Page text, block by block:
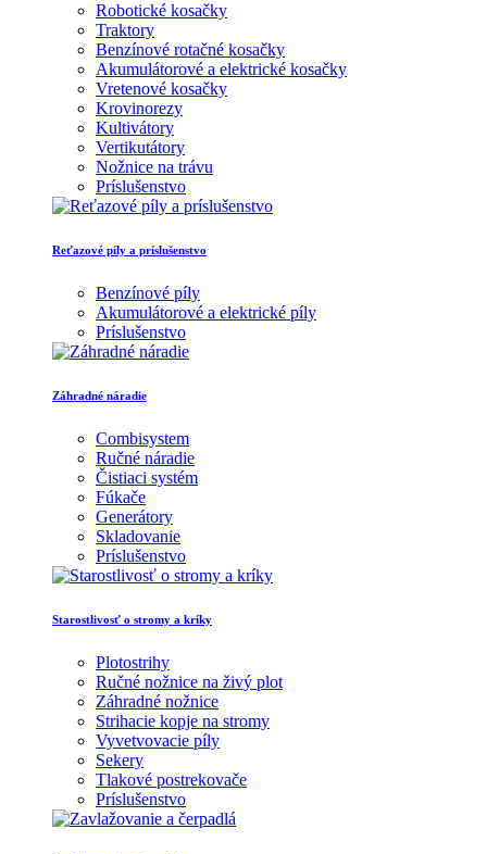
Robotické kosačky
Traktory
Benzínové rotačné kosačky
Akumulátorové a elektrické kosačky
Vretenové kosačky
Krovinorezy
Kultivátory
Vertikutátory
Nožnice na trávu
Príslušenstvo
Reťazové píly a príslušenstvo
Benzínové píly
Akumulátorové a elektrické píly
Príslušenstvo
Záhradné náradie
Combisystem
Ručné náradie
Čistiaci systém
Fúkače
Generátory
Skladovanie
Príslušenstvo
Starostlivosť o stromy a kríky
Plotostrihy
Ručné nožnice na živý plot
Záhradné nožnice
Strihacie kopje na stromy
Vyvetvovacie píly
Sekery
Tlakové postrekovače
Príslušenstvo